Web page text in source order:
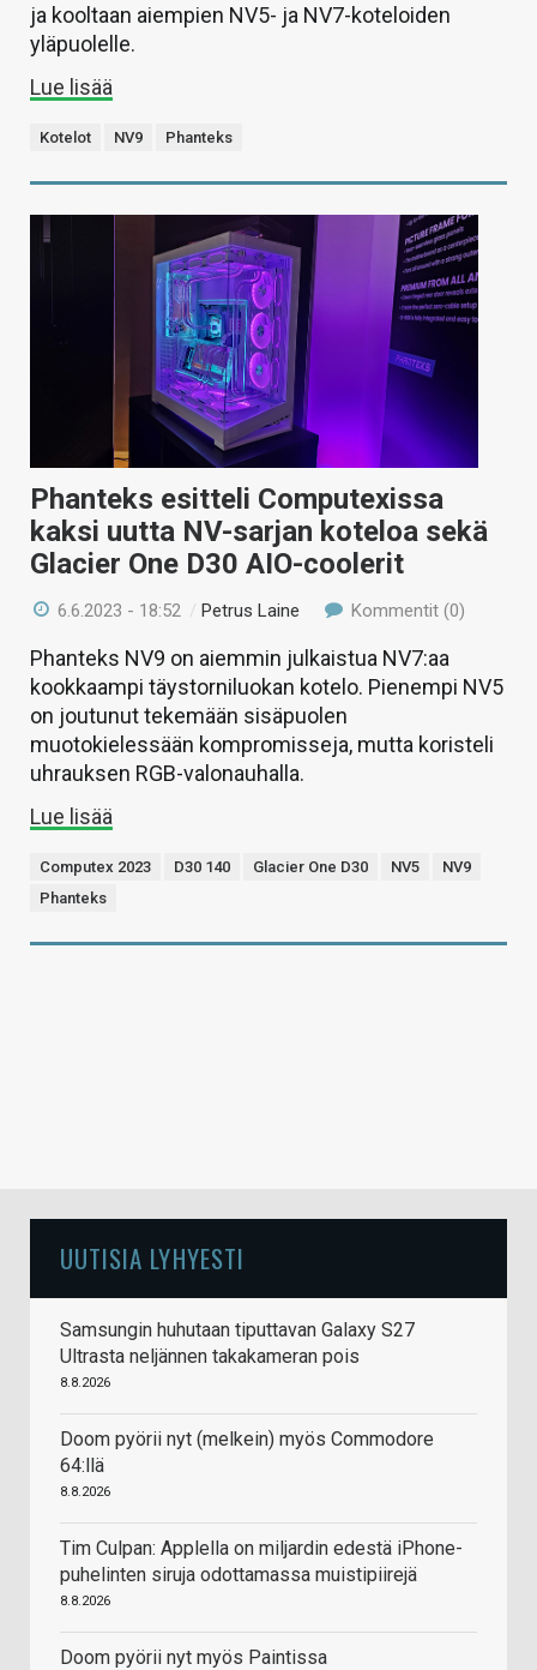
ja kooltaan aiempien NV5- ja NV7-koteloiden
yläpuolelle.
Lue lisää
Kotelot NV9 Phanteks
Phanteks esitteli Computexissa
kaksi uutta NV-sarjan koteloa sekä
Glacier One D30 AIO-coolerit
6.6.2023 - 18:52 /Petrus Laine Kommentit (0)
Phanteks NV9 on aiemmin julkaistua NV7:aa
kookkaampi täystorniluokan kotelo. Pienempi NV5
on joutunut tekemään sisäpuolen
muotokielessään kompromisseja, mutta koristeli
uhrauksen RGB-valonauhalla.
Lue lisää
Computex 2023 D30 140 Glacier One D30 NV5
NV9
Phanteks
UUTISIA LYHYESTI
Samsungin huhutaan tiputtavan Galaxy S27
Ultrasta neljännen takakameran pois
8.8.2026
Doom pyörii nyt (melkein) myös Commodore
64:llä
8.8.2026
Tim Culpan: Applella on miljardin edestä iPhone-
puhelinten siruja odottamassa muistipiirejä
8.8.2026
Doom pyörii nyt myös Paintissa